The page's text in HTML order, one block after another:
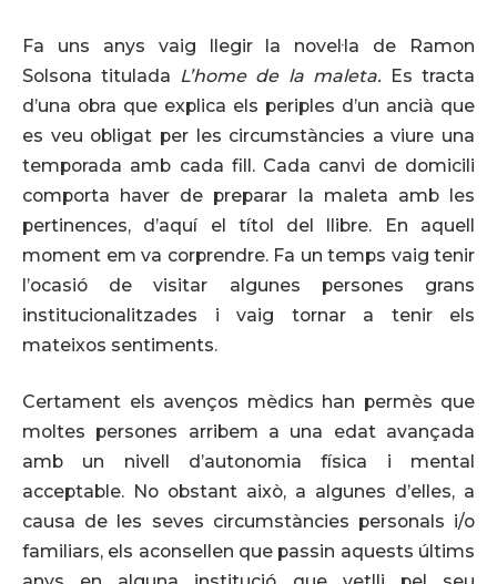
Fa uns anys vaig llegir la novel·la de Ramon
Solsona titulada L’home de la maleta. Es tracta
d’una obra que explica els periples d’un ancià que
es veu obligat per les circumstàncies a viure una
temporada amb cada fill. Cada canvi de domicili
comporta haver de preparar la maleta amb les
pertinences, d’aquí el títol del llibre. En aquell
moment em va corprendre. Fa un temps vaig tenir
l’ocasió de visitar algunes persones grans
institucionalitzades i vaig tornar a tenir els
mateixos sentiments.
Certament els avenços mèdics han permès que
moltes persones arribem a una edat avançada
amb un nivell d’autonomia física i mental
acceptable. No obstant això, a algunes d’elles, a
causa de les seves circumstàncies personals i/o
familiars, els aconsellen que passin aquests últims